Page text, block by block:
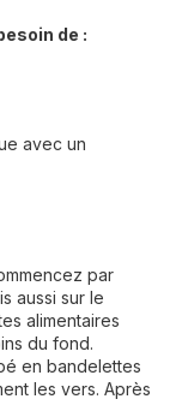
de :
avec un
par
aussi sur le
alimentaires
du fond.
en bandelettes
les vers. Après